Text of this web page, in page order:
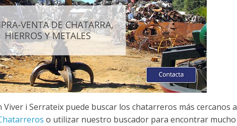
i Serrateix puede buscar los chatarreros más cercanos a
o utilizar nuestro buscador para encontrar mucho